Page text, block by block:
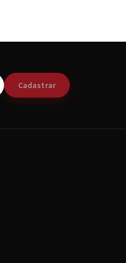
Cadastrar